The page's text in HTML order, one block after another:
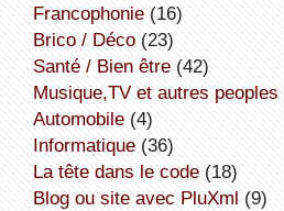
Francophonie(16)
Brico / Déco(23)
Santé / Bien être(42)
Musique,TV et autres peoples
Automobile(4)
informatique(36)
la tête dans le code(18)
Blog ou site avec PluXml (9)